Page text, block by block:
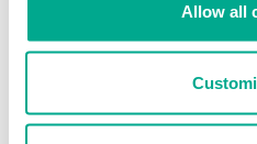
Allow all
ALEXANDER GOSTEV